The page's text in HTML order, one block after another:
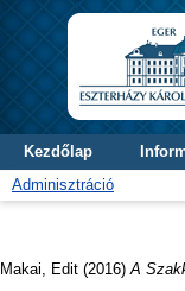
Kezdőlap
Adminisztráció
Makai, Edit (2016) A